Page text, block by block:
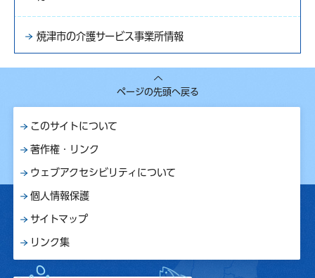
焼津市の介護サービス事業所情報
ページの先頭へ戻る
このサイトについて
著作権・リンク
ウェブアクセシビリティについて
個人情報保護
サイトマップ
リンク集